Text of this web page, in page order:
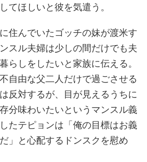
てほしいと彼を気遣う。
住んでいたゴッチの妹が渡米す
スル夫婦は少しの間だけでも夫
らしをしたいと家族に伝える。
自由な父二人だけで過ごさせる
反対するが、目が見えるうちに
分味わいたいというマンスル義
たテピョンは「俺の目標はお義
」と心配するドンスクを慰め